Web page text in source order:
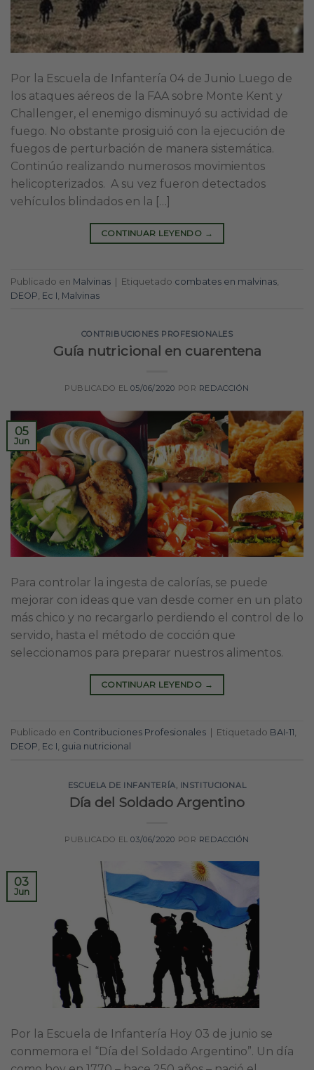
Por la Escuela de Infantería 04 de Junio Luego de
los ataques aéreos de la FAA sobre Monte Kent y
Challenger, el enemigo disminuyó su actividad de
fuego. No obstante prosiguió con la ejecución de
fuegos de perturbación de manera sistemática.
Continúo realizando numerosos movimientos
helicopterizados. A su vez fueron detectados
vehículos blindados en la […]
CONTINUAR LEYENDO →
Publicado en Malvinas | Etiquetado combates en malvinas
DEOP Ec I Malvinas
CONTRIBUCIONES PROFESIONALES
Guía nutricional en cuarentena
PUBLICADO EL05/06/2020 POR REDACCIÓN
05
Jun
Para controlar la ingesta de calorías, se puede
mejorar con ideas que van desde comer en un plato
más chico y no recargarlo perdiendo el control de lo
servido, hasta el método de cocción que
seleccionamos para preparar nuestros alimentos.
CONTINUAR LEYENDO →
Publicado en Contribuciones Profesionales Etiquetado BAI-11,
DEOP, Ec I, guia nutricional
ESCUELA DE INFANTERÍA, INSTITUCIONAL
Día del Soldado Argentino
PUBLICADO EL03/06/2020 POR REDACCIÓN
03
Jun
Por la Escuela de Infantería Hoy 03 de junio se
conmemora el “Día del Soldado Argentino”. Un día